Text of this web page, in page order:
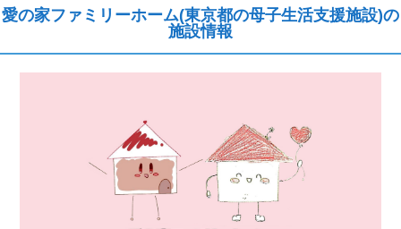
愛の家ファミリーホーム(東京都の母子生活支援施設)の
施設情報